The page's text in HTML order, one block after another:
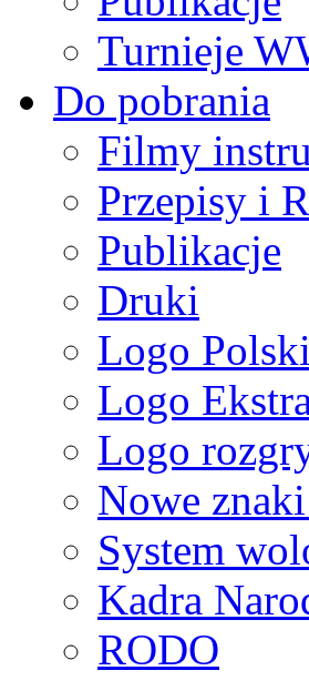
Turnieje
Do pobrania
Filmy
Przepisy i
Publikacje
Druki
Logo
Logo
Logo
Nowe
System
Kadra
RODO